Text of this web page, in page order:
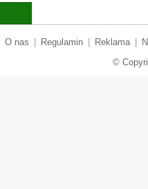
O nas Regulamin Reklama
©